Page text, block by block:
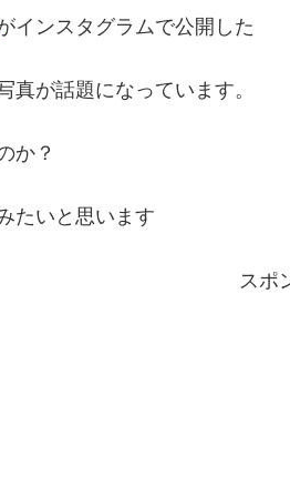
インスタグラムで公開した
真が話題になっています。
か？
たいと思います
スポ